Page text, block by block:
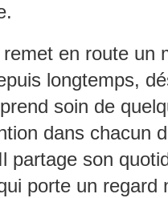
remet en route un
longtemps,
soin de
dans chacun
partage son
porte un regard